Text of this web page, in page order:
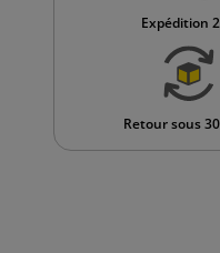
Expédition
Retour sous